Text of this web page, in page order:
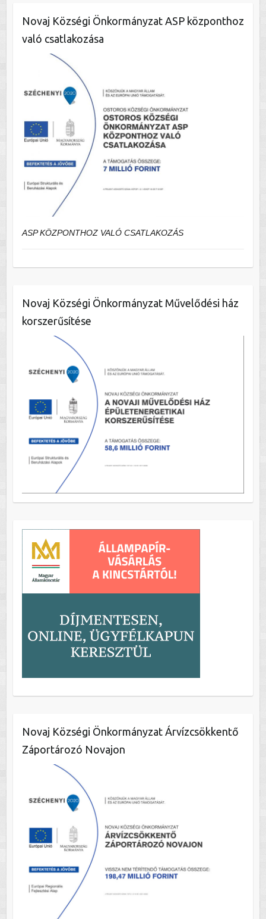
Novaj Községi Önkormányzat ASP központhoz
való csatlakozása
ASP KÖZPONTHOZ VALÓ CSATLAKOZÁS
Novaj Községi Önkormányzat Művelődési ház
korszerűsítése
Novaj Községi Önkormányzat Árvízcsökkentő
Záportározó Novajon